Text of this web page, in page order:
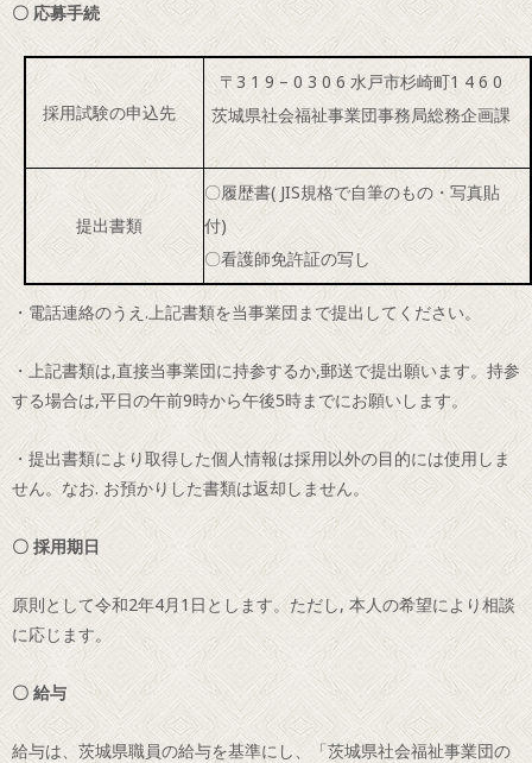
〇 応募手続
採用試験の申込先
〒3 1 9 – 0 3 0 6 水戸市杉崎町1 4 6 0
茨城県社会福祉事業団事務局総務企画課
提出書類
〇履歴書( JIS規格で自筆のもの・写真貼
付)
〇看護師免許証の写し
・電話連絡のうえ.上記書類を当事業団まで提出してください。
・上記書類は,直接当事業団に持参するか,郵送で提出願います。持参
する場合は,平日の午前9時から午後5時までにお願いします。
・提出書類により取得した個人情報は採用以外の目的には使用しま
せん。なお. お預かりした書類は返却しません。
〇 採用期日
原則として令和2年4月1日とします。ただし, 本人の希望により相談
に応じます。
〇 給与
給与は、茨城県職員の給与を基準にし、「茨城県社会福祉事業団の